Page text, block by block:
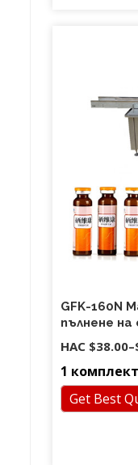
GFK-160N
пълнене
НАС $38.00–
1 комплект
Get Best